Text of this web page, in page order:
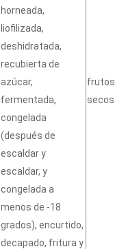
horneada,
liofilizada,
deshidratada,
recubierta de
azúcar,
fermentada,
congelada
(después de
escaldar y
escaldar, y
congelada a
menos de -18
grados), encurtido,
decapado, fritura y
frutos
secos